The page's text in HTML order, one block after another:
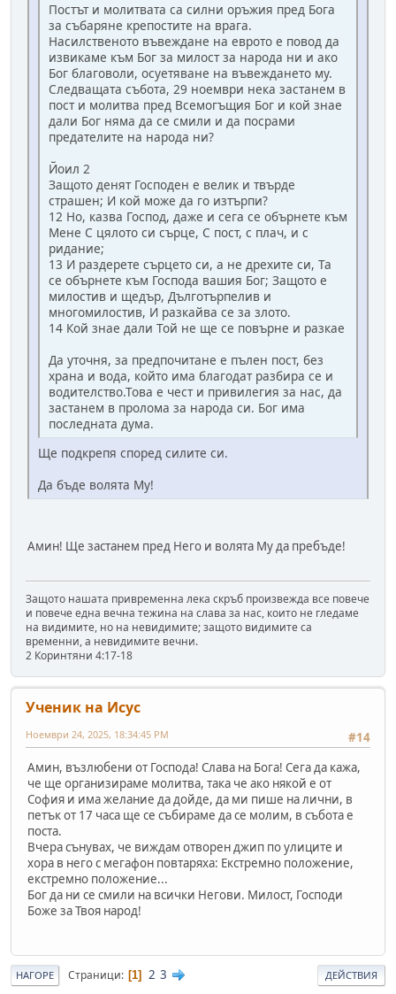
Постът и молитвата са силни оръжия пред Бога
за събаряне крепостите на врага.
Насилственото въвеждане на еврото е повод да
извикаме към Бог за милост за народа ни и ако
Бог благоволи, осуетяване на въвеждането му.
Следващата събота, 29 ноември нека застанем в
пост и молитва пред Всемогъщия Бог и кой знае
дали Бог няма да се смили и да посрами
предателите на народа ни?
Йоил 2
Защото денят Господен е велик и твърде
страшен; И кой може да го изтърпи?
12 Но, казва Господ, даже и сега се обърнете към
Мене С цялото си сърце, С пост, с плач, и с
ридание;
13 И раздерете сърцето си, а не дрехите си, Та
се обърнете към Господа вашия Бог; Защото е
милостив и щедър, Дълготърпелив и
многомилостив, И разкайва се за злото.
14 Кой знае дали Той не ще се повърне и разкае
Да уточня, за предпочитане е пълен пост, без
храна и вода, който има благодат разбира се и
водителство.Това е чест и привилегия за нас, да
застанем в пролома за народа си. Бог има
последната дума.
Ще подкрепя според силите си.
Да бъде волята Му!
Амин! Ще застанем пред Него и волята Му да пребъде!
Защото нашата привременна лека скръб произвежда все повече
и повече една вечна тежина на слава за нас, които не гледаме
на видимите, но на невидимите; защото видимите са
временни, а невидимите вечни.
2 Коринтяни 4:17-18
Ученик на Исус
#14
Ноември 24, 2025, 18:34:45 PM
Амин, възлюбени от Господа! Слава на Бога! Сега да кажа,
че ще организираме молитва, така че ако някой е от
София и има желание да дойде, да ми пише на лични, в
петък от 17 часа ще се събираме да се молим, в събота е
поста.
Вчера сънувах, че виждам отворен джип по улиците и
хора в него с мегафон повтаряха: Екстремно положение,
екстремно положение...
Бог да ни се смили на всички Негови. Милост, Господи
Боже за Твоя народ!
НАГОРЕ Страници 1 2 3 ДЕЙСТВИЯ